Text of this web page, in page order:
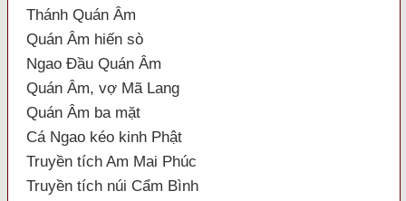
Thánh Quán Âm
Quán Âm hiến sò
Ngao Đầu Quán Âm
Quán Âm, vợ Mã Lang
Quán Âm ba mặt
Cá Ngao kéo kinh Phật
Truyền tích Am Mai Phúc
Truyền tích núi Cẩm Bình